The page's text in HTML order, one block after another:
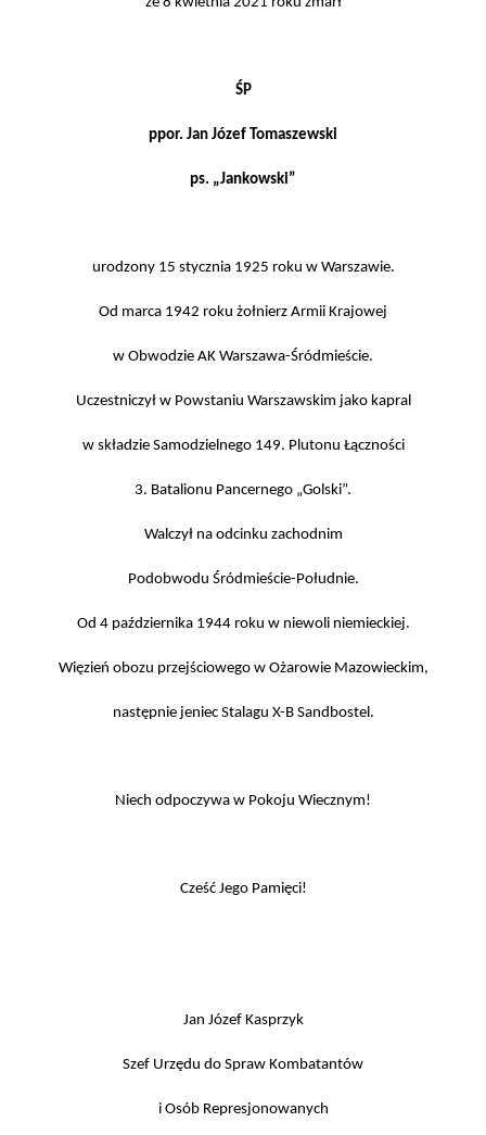
ŚP
ppor. Jan Józef Tomaszewski
ps. „Jankowski”
urodzony 15 stycznia 1925 roku w Warszawie.
Od marca 1942 roku żołnierz Armii Krajowej
w Obwodzie AK Warszawa-Śródmieście.
Uczestniczył w Powstaniu Warszawskim jako kapral
w składzie Samodzielnego 149. Plutonu Łączności
3. Batalionu Pancernego „Golski”.
Walczył na odcinku zachodnim
Podobwodu Śródmieście-Południe.
Od 4 października 1944 roku w niewoli niemieckiej.
Więzień obozu przejściowego w Ożarowie Mazowieckim,
następnie jeniec Stalagu X-B Sandbostel.
Niech odpoczywa w Pokoju Wiecznym!
Cześć Jego Pamięci!
Jan Józef Kasprzyk
Szef Urzędu do Spraw Kombatantów
i Osób Represjonowanych